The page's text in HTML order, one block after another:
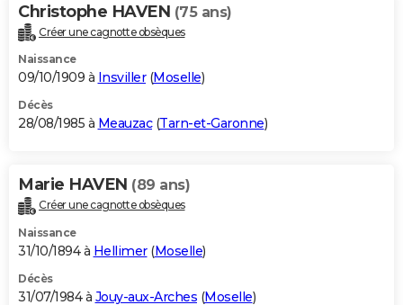
Christophe HAVEN (75 ans)
Créer une cagnotte obsèques
Naissance
09/10/1909 à Insviller(Moselle)
Décès
28/08/1985 à Meauzac(Tarn-et-Garonne)
Marie HAVEN (89 ans)
Créer une cagnotte obsèques
Naissance
31/10/1894 à Hellimer(Moselle)
Décès
31/07/1984 à Jouy-aux-Arches (Moselle)